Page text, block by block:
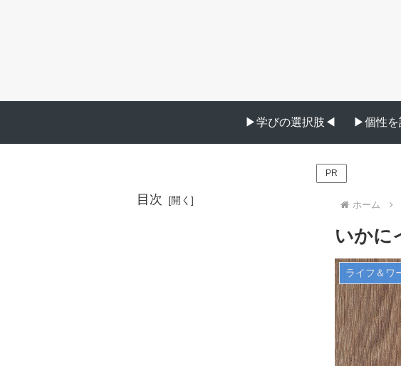
▶︎学びの選択肢◀︎ ▶︎個性を
PR
ホーム
いかに
ライフ＆ワ
目次